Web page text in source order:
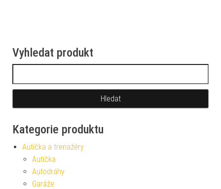
Vyhledat produkt
Kategorie produktu
Autíčka a trenažéry
Autíčka
Autodráhy
Garáže